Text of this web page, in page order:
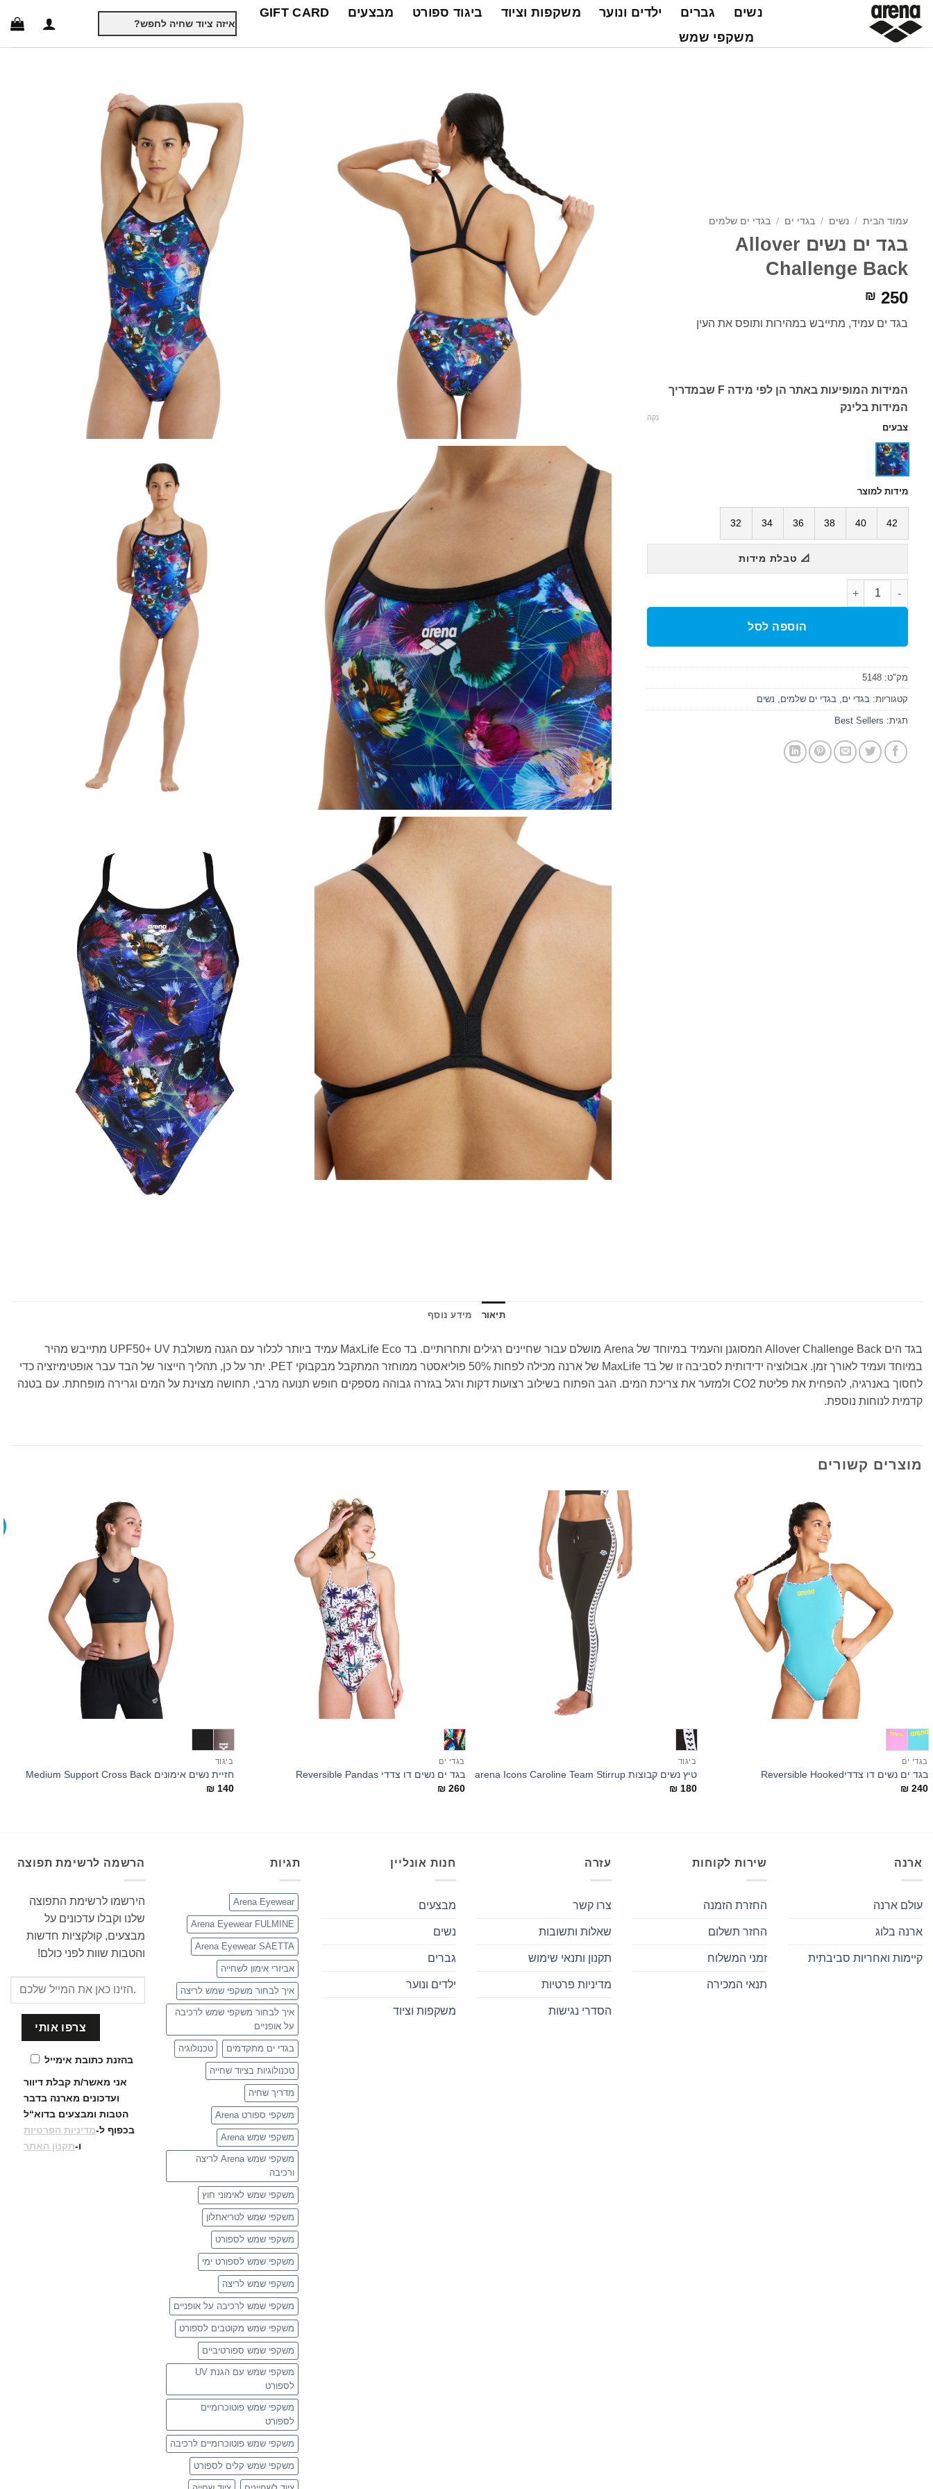
Skip
content
נשים גברים ילדים ונוער משקפות וציוד ביגוד ספורט מבצעים
GIFT CARD
משקפי שמש
עבור:
עמוד הבית / נשים / בגדי ים / בגדי ים שלמים
בגד ים נשים Allover
Challenge Back
₪ 250
בגד ים עמיד, מתייבש במהירות ותופס את העין
המידות המופיעות באתר הן לפי מידה F שבמדריך
המידות בלינק
צבעים
מידות למוצר
42
40
38
36
34
32
נקה
📐 טבלת מידות
כמות של בגד ים נשים Allover Challenge Back
הוספה לסל
מק"ט: 5148
קטגוריות: בגדי ים, בגדי ים שלמים, נשים
תגית: Best Sellers
תיאור מידע נוסף
בגד הים Allover Challenge Back המסוגנן והעמיד במיוחד של Arena מושלם עבור שחיינים רגילים ותחרותיים. בד MaxLife Eco עמיד ביותר לכלור עם הגנה משולבת UPF50+ UV מתייבש מהיר
במיוחד ועמיד לאורך זמן. אבולוציה ידידותית לסביבה זו של בד MaxLife של ארנה מכילה לפחות 50% פוליאסטר ממוחזר המתקבל מבקבוקי PET. יתר על כן, תהליך הייצור של הבד עבר אופטימיזציה כדי
לחסוך באנרגיה, להפחית את פליטת CO2 ולמזער את צריכת המים. הגב הפתוח בשילוב רצועות דקות ורגל בגזרה גבוהה מספקים חופש תנועה מרבי, תחושה מצוינת על המים וגרירה מופחתת. עם בטנה
קדמית לנוחות נוספת.
מוצרים קשורים
בגדי ים
בגד ים נשים דו צדדיReversible Hooked
₪ 240
ביגוד
טיץ נשים קבוצות arena Icons Caroline Team Stirrup
₪180
בגדי ים
בגד ים נשים דו צדדי Reversible Pandas
₪ 260
ביגוד
חזיית נשים אימונים Medium Support Cross Back
₪140
ארנה
עולם ארנה
ארנה בלוג
קיימות ואחריות סביבתית
שירות לקוחות
החזרת הזמנה
החזר תשלום
זמני המשלוח
תנאי המכירה
עזרה
צרו קשר
שאלות ותשובות
תקנון ותנאי שימוש
מדיניות פרטיות
הסדרי נגישות
חנות אונליין
מבצעים
נשים
גברים
ילדים ונוער
משקפות וציוד
תגיות
Arena Eyewear
Arena Eyewear FULMINE
Arena Eyewear SAETTA
אביזרי אימון לשחייה
איך לבחור משקפי שמש לריצה
איך לבחור משקפי שמש לרכיבה
על אופניים
בגדי ים מתקדמים טכנולוגיה
טכנולוגיות בציוד שחייה
מדריך שחיה
משקפי ספורט Arena
משקפי שמש Arena
משקפי שמש Arena לריצה
ורכיבה
משקפי שמש לאימוני חוץ
משקפי שמש לטריאתלון
משקפי שמש לספורט
משקפי שמש לספורט ימי
משקפי שמש לריצה
משקפי שמש לרכיבה על אופניים
משקפי שמש מקוטבים לספורט
משקפי שמש ספורטיביים
משקפי שמש עם הגנת UV
לספורט
משקפי שמש פוטוכרומיים
לספורט
משקפי שמש פוטוכרומיים לרכיבה
משקפי שמש קלים לספורט
הרשמה לרשימת תפוצה
הירשמו לרשימת התפוצה
שלנו וקבלו עדכונים על
מבצעים, קולקציות חדשות
והטבות שוות לפני כולם!
בהזנת כתובת אימייל
אני מאשר/ת קבלת דיוור
ועדכונים מארנה בדבר
הטבות ומבצעים בדוא“ל
בכפוף ל-מדיניות הפרטיות
ו-תקנון האתר